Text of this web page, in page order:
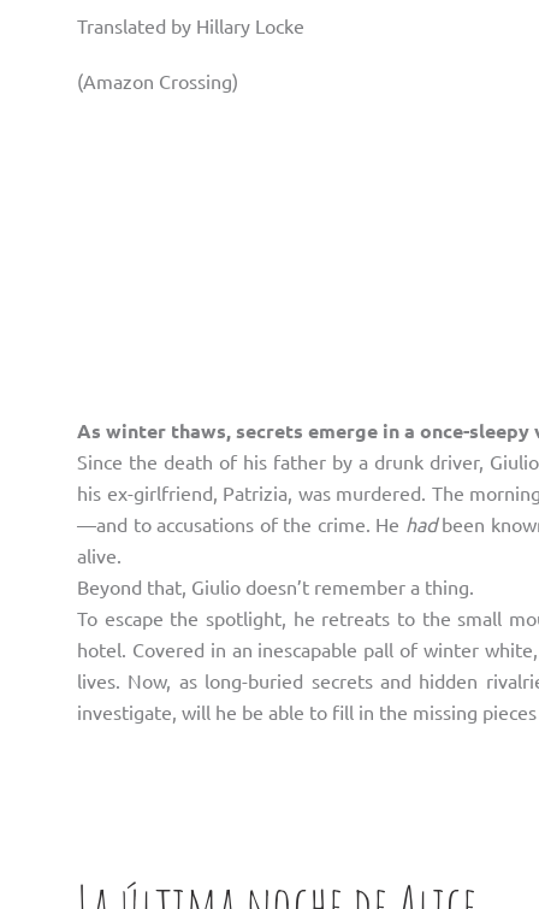
Translated by Hillary Locke
(Amazon Crossing)
As winter thaws, secrets emerge in a once-
Since the death of his father by a drunk driver,
his ex-girlfriend, Patrizia, was murdered. The
—and to accusations of the crime. He hadbeen
alive.
Beyond that, Giulio doesn’t remember a thing.
To escape the spotlight, he retreats to the small
hotel. Covered in an inescapable pall of winter
lives. Now, as long-buried secrets and hidden
investigate, will he be able to fill in the missing